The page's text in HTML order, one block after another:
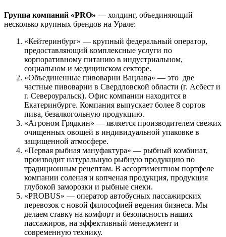
Группа компаний «PRO» — холдинг, объединяющий
несколько крупных брендов на Урале:
«Кейтеринбург» — крупный федеральный оператор,
предоставляющий комплексные услуги по
корпоративному питанию в индустриальном,
социальном и медицинском секторе.
«Объединенные пивоварни Вацлава» — это две
частные пивоварни в Свердловской области (г. Асбест и
г. Североуральск). Офис компании находится в
Екатеринбурге. Компания выпускает более 8 сортов
пива, безалкогольную продукцию.
«Агроном Грядкин» — является производителем свежих
очищенных овощей в индивидуальной упаковке в
защищенной атмосфере.
«Первая рыбная мануфактура» — рыбный комбинат,
производит натуральную рыбную продукцию по
традиционным рецептам. В ассортиментном портфеле
компании соленая и копченая продукция, продукция
глубокой заморозки и рыбные снеки.
«PROBUS» — оператор автобусных пассажирских
перевозок с новой философией ведения бизнеса. Мы
делаем ставку на комфорт и безопасность наших
пассажиров, на эффективный менеджмент и
современную технику.